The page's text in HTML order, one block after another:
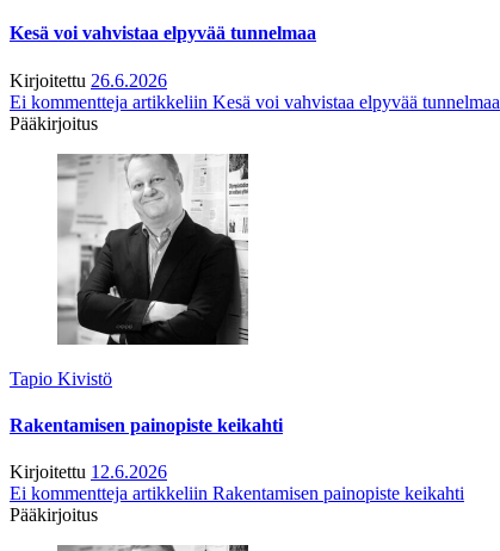
Kesä voi vahvistaa elpyvää tunnelmaa
Kirjoitettu 26.6.2026
Ei kommentteja artikkeliin Kesä voi vahvistaa elpyvää tunnelmaa
Pääkirjoitus
Tapio Kivistö
Rakentamisen painopiste keikahti
Kirjoitettu 12.6.2026
Ei kommentteja artikkeliin Rakentamisen painopiste keikahti
Pääkirjoitus